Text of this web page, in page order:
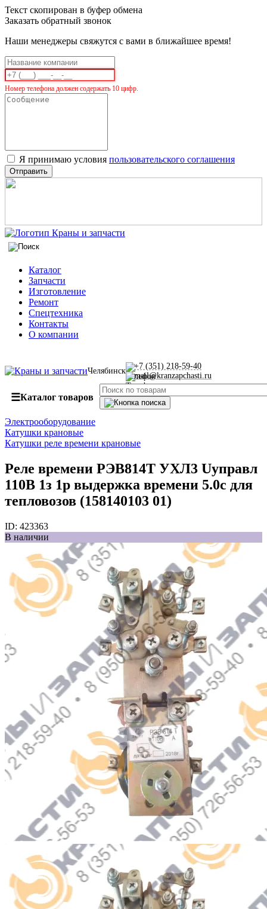
Текст скопирован в буфер обмена
Заказать обратный звонок
Наши менеджеры свяжутся с вами в ближайшее время!
Номер телефона должен содержать 10 цифр.
Я принимаю условия пользовательского соглашения
Отправить
Каталог
Запчасти
Изготовление
Ремонт
Спецтехника
Контакты
О компании
Челябинск
+7 (351) 218-59-40
mail@kranzapchasti.ru
☰Каталог товаров
Электрооборудование
Катушки крановые
Катушки реле времени крановые
Реле времени РЭВ814Т УХЛ3 Uуправл
110В 1з 1р выдержка времени 5.0с для
тепловозов (158140103 01)
ID: 423363
В наличии